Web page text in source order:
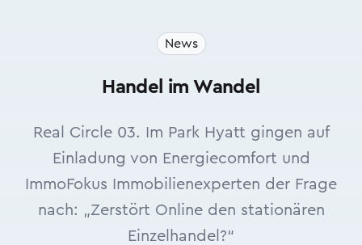
News
Handel im Wandel
Real Circle 03. Im Park Hyatt gingen auf
Einladung von Energiecomfort und
ImmoFokus Immobilienexperten der Frage
nach: „Zerstört Online den stationären
Einzelhandel?“